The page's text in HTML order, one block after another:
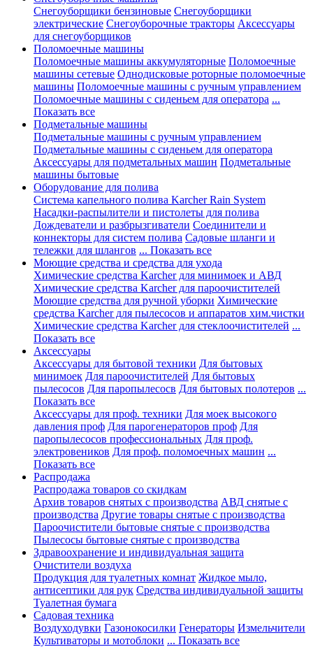
Снегоуборщики бензиновые Снегоуборщики
электрические Снегоуборочные тракторы Аксессуары
для снегоуборщиков
Поломоечные машины
Поломоечные машины аккумуляторные Поломоечные
машины сетевые Однодисковые роторные поломоечные
машины Поломоечные машины с ручным управлением
Поломоечные машины с сиденьем для оператора ...
Показать все
Подметальные машины
Подметальные машины с ручным управлением
Подметальные машины с сиденьем для оператора
Аксессуары для подметальных машин Подметальные
машины бытовые
Оборудование для полива
Система капельного полива Karcher Rain System
Насадки-распылители и пистолеты для полива
Дождеватели и разбрызгиватели Соединители и
коннекторы для систем полива Садовые шланги и
тележки для шлангов ... Показать все
Моющие средства и средства для ухода
Химические средства Karcher для минимоек и АВД
Химические средства Karcher для пароочистителей
Моющие средства для ручной уборки Химические
средства Karcher для пылесосов и аппаратов хим.чистки
Химические средства Karcher для стеклоочистителей ...
Показать все
Аксессуары
Аксессуары для бытовой техники Для бытовых
минимоек Для пароочистителей Для бытовых
пылесосов Для паропылесосв Для бытовых полотеров ...
Показать все
Аксессуары для проф. техники Для моек высокого
давления проф Для парогенераторов проф Для
паропылесосов профессиональных Для проф.
электровеников Для проф. поломоечных машин ...
Показать все
Распродажа
Распродажа товаров со скидкам
Архив товаров снятых с производства АВД снятые с
производства Другие товары снятые с производства
Пароочистители бытовые снятые с производства
Пылесосы бытовые снятые с производства
Здравоохранение и индивидуальная защита
Очистители воздуха
Продукция для туалетных комнат Жидкое мыло,
антисептики для рук Средства индивидуальной защиты
Туалетная бумага
Садовая техника
Воздуходувки Газонокосилки Генераторы Измельчители
Культиваторы и мотоблоки ... Показать все